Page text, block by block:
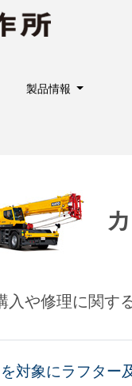
製品情報
入や修理に関す
対象にラフター